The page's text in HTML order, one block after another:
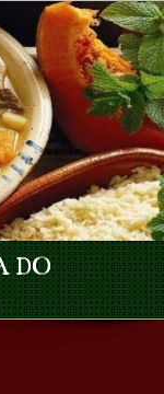
DO